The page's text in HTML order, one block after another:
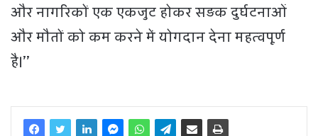
और नागरिकों एक एकजुट होकर सड़क दुर्घटनाओं
और मौतों को कम करने में योगदान देना महत्वपूर्ण
है।’’